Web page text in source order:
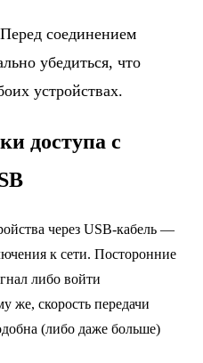
соединением
убедиться, что
устройствах.
доступа с
через USB-кабель —
к сети. Посторонние
либо войти
же, скорость передачи
(либо даже больше)